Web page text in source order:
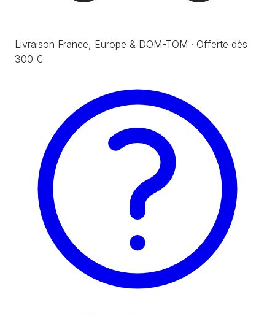
Livraison France, Europe & DOM-TOM · Offerte dès
300 €